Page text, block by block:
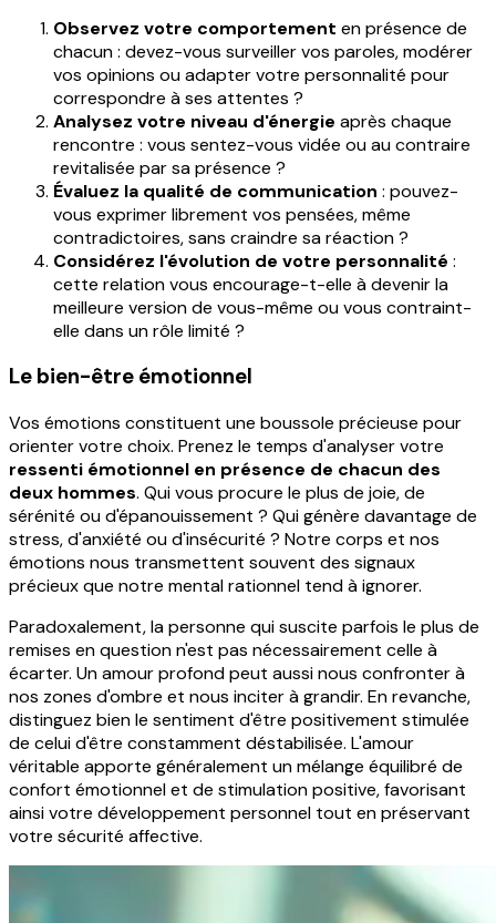
Observez votre comportement en présence de
chacun : devez-vous surveiller vos paroles, modérer
vos opinions ou adapter votre personnalité pour
correspondre à ses attentes ?
Analysez votre niveau d'énergie après chaque
rencontre : vous sentez-vous vidée ou au contraire
revitalisée par sa présence ?
Évaluez la qualité de communication : pouvez-
vous exprimer librement vos pensées, même
contradictoires, sans craindre sa réaction ?
Considérez l'évolution de votre personnalité :
cette relation vous encourage-t-elle à devenir la
meilleure version de vous-même ou vous contraint-
elle dans un rôle limité ?
Le bien-être émotionnel
Vos émotions constituent une boussole précieuse pour
orienter votre choix. Prenez le temps d'analyser votre
ressenti émotionnel en présence de chacun des
deux hommes. Qui vous procure le plus de joie, de
sérénité ou d'épanouissement ? Qui génère davantage de
stress, d'anxiété ou d'insécurité ? Notre corps et nos
émotions nous transmettent souvent des signaux
précieux que notre mental rationnel tend à ignorer.
Paradoxalement, la personne qui suscite parfois le plus de
remises en question n'est pas nécessairement celle à
écarter. Un amour profond peut aussi nous confronter à
nos zones d'ombre et nous inciter à grandir. En revanche,
distinguez bien le sentiment d'être positivement stimulée
de celui d'être constamment déstabilisée. L'amour
véritable apporte généralement un mélange équilibré de
confort émotionnel et de stimulation positive, favorisant
ainsi votre développement personnel tout en préservant
votre sécurité affective.